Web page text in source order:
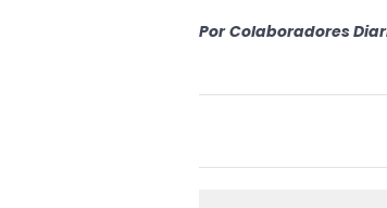
Por Colaboradores